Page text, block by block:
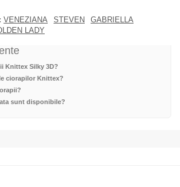
VENEZIANA STEVEN
GABRIELLA
LADY
Knittex Silky 3D?
ciorapilor Knittex?
sunt disponibile?